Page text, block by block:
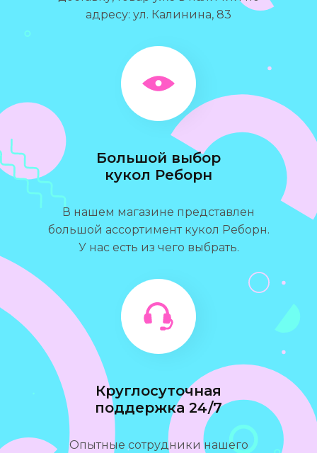
адресу: ул. Калинина, 83
Большой выбор
кукол Реборн
В нашем магазине представлен
большой ассортимент кукол Реборн.
У нас есть из чего выбрать.
Круглосуточная
поддержка 24/7
Опытные сотрудники нашего